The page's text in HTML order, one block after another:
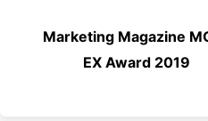
Marketing Magazine
EX Award 2019